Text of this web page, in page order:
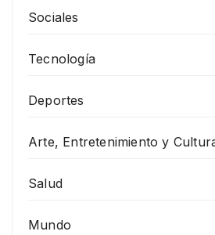
Sociales
Tecnología
Deportes
Arte, Entretenimiento y
Salud
Mundo